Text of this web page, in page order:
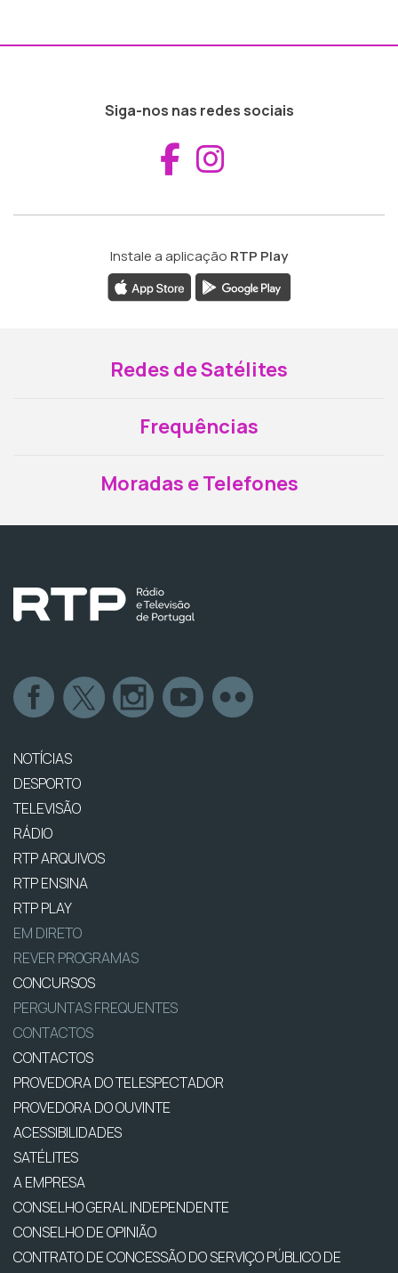
Siga-nos nas redes sociais
Aceder ao
Instale a aplicação RTP Play
Redes de Satélites
Frequências
Moradas e Telefones
NOTÍCIAS
DESPORTO
TELEVISÃO
RÁDIO
RTP ARQUIVOS
RTP ENSINA
RTP PLAY
EM DIRETO
REVER PROGRAMAS
CONCURSOS
PERGUNTAS FREQUENTES
CONTACTOS
CONTACTOS
PROVEDORA DO TELESPECTADOR
PROVEDORA DO OUVINTE
ACESSIBILIDADES
SATÉLITES
A EMPRESA
CONSELHO GERAL INDEPENDENTE
CONSELHO DE OPINIÃO
CONTRATO DE CONCESSÃO DO SERVIÇO PÚBLICO DE